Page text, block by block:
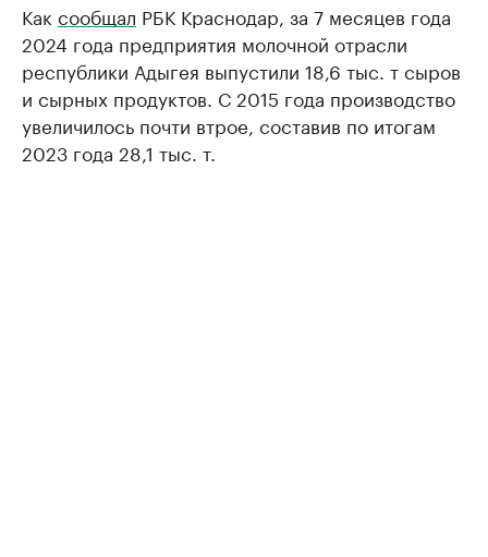
Как сообщал РБК Краснодар, за 7 месяцев года
2024 года предприятия молочной отрасли
республики Адыгея выпустили 18,6 тыс. т сыров
и сырных продуктов. С 2015 года производство
увеличилось почти втрое, составив по итогам
2023 года 28,1 тыс. т.